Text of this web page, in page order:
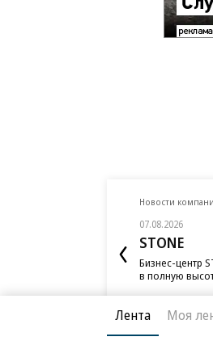
Новости
07.08.2026
STONE
Бизнес-центр
в полную
Лента Моя